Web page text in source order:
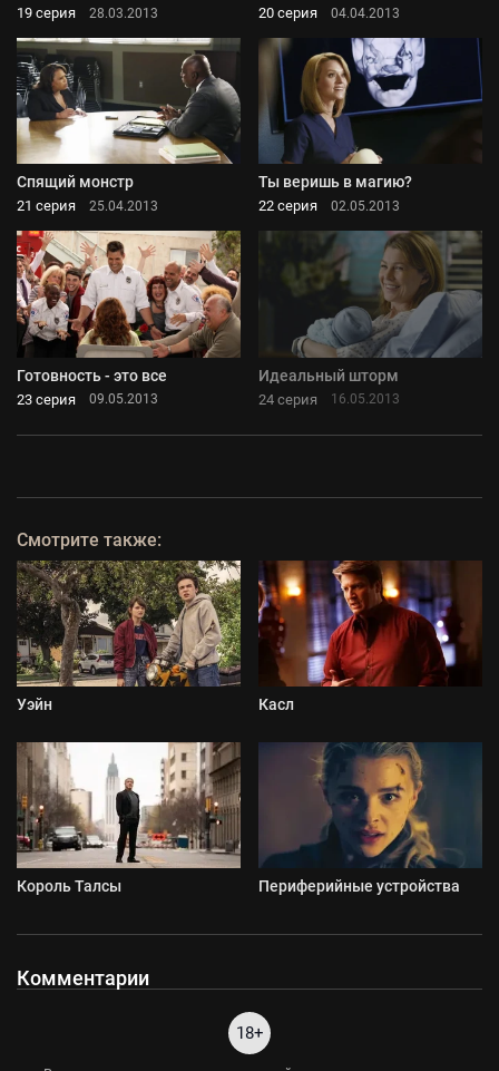
19 серия 28.03.2013 20 серия 04.04.2013
Спящий монстр
21 серия 25.04.2013
Ты веришь в магию?
22 серия 02.05.2013
Готовность - это все
23 серия 09.05.2013
Идеальный шторм
24 серия 16.05.2013
Смотрите также:
Уэйн Касл
Король Талсы Периферийные устройства
Комментарии
18+